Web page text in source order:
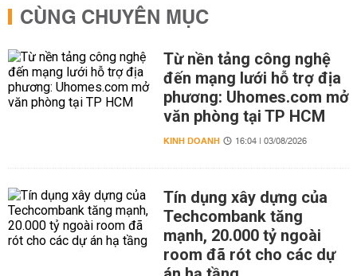
CÙNG CHUYÊN MỤC
Từ nền tảng công nghệ
đến mạng lưới hỗ trợ địa
phương: Uhomes.com mở
văn phòng tại TP HCM
KINH DOANH 16:04 | 03/08/2026
Tín dụng xây dựng của
Techcombank tăng
mạnh, 20.000 tỷ ngoài
room đã rót cho các dự